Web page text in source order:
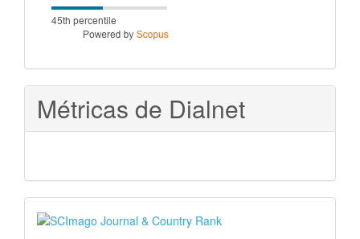
score
Métricas de Dialnet
SJR